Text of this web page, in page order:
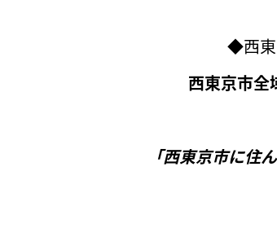
◆西東
西東京市全
「西東京市に住